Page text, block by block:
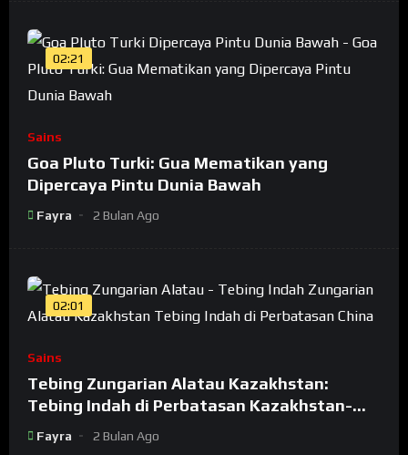
02:21
Sains
Goa Pluto Turki: Gua Mematikan yang
Dipercaya Pintu Dunia Bawah
Fayra 2 Bulan Ago
02:01
Sains
Tebing Zungarian Alatau Kazakhstan:
Tebing Indah di Perbatasan Kazakhstan-
China
Fayra 2 Bulan Ago